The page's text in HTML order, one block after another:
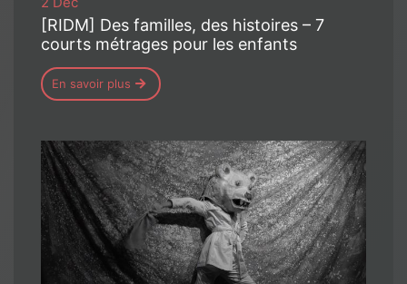
[RIDM] Des familles, des histoires – 7
courts métrages pour les enfants
En savoir plus